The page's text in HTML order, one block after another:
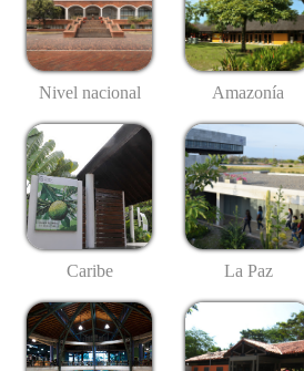
Nivel nacional Amazonía
Caribe La Paz